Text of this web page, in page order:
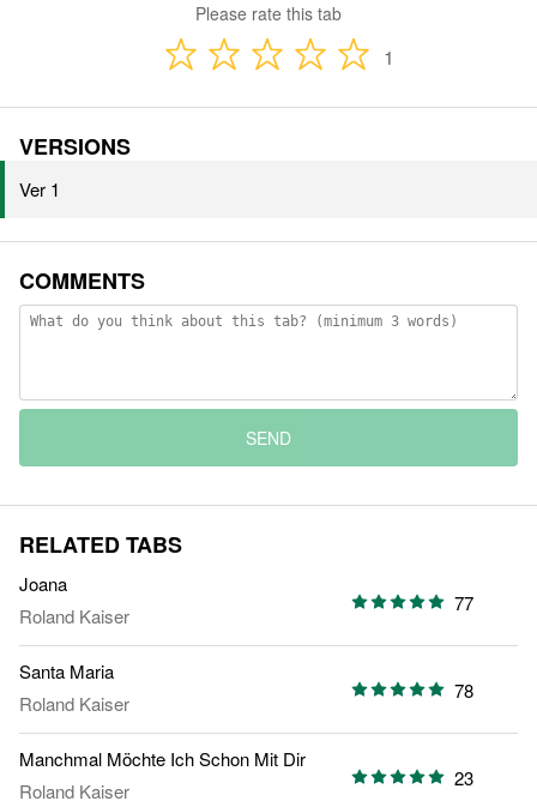
Please rate this tab
1
VERSIONS
Ver 1
COMMENTS
SEND
RELATED TABS
Joana
Roland Kaiser
77
Santa Maria
Roland Kaiser
78
Manchmal Möchte Ich Schon Mit Dir
Roland Kaiser
23